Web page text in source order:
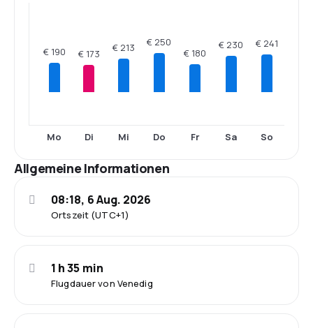
€ 190
Mo
€ 173
Di
€ 213
Mi
€ 250
Do
€ 180
Fr
€ 230
Sa
€ 241
So
Allgemeine Informationen
Ortszeit (UTC+1)
08:18, 6 Aug. 2026
Flugdauer von Venedig
1 h 35 min